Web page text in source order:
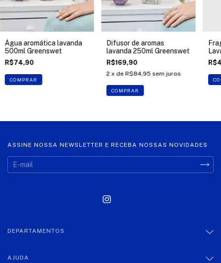
Água aromática lavanda
500ml Greenswet
R$74,90
COMPRAR
Difusor de aromas
lavanda 250ml Greenswet
R$169,90
2 x de R$84,95 sem juros
COMPRAR
ASSINE NOSSA NEWSLETTER E RECEBA NOSSAS NOVIDADES
DEPARTAMENTOS
AJUDA